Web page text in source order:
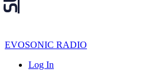
EVOSONIC RADIO
Log In